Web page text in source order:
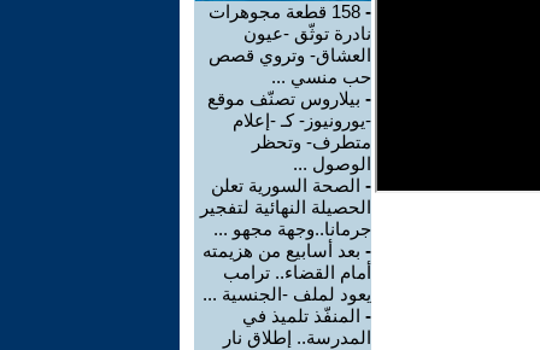
-
158 قطعة مجوهرات
نادرة توثّق -عيون
العشاق- وتروي قصص
حب منسي ...
- بيلاروس تصنّف موقع
-يورونيوز- كـ -إعلام
متطرف- وتحظر
الوصول ...
- الصحة السورية تعلن
الحصيلة النهائية لتفجير
جرمانا..وجهة مجهو ...
- بعد أسابيع من هزيمته
أمام القضاء.. ترامب
يعود لملف -الجنسية ...
- المنفّذ تلميذ في
المدرسة.. إطلاق نار